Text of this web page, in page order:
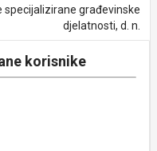
specijalizirane građevinske
djelatnosti, d. n.
korisnike